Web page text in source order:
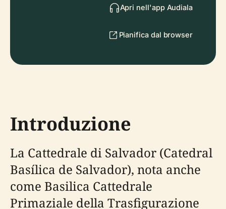
Apri nell'app Audiala
Pianifica dal browser
Introduzione
La Cattedrale di Salvador (Catedral
Basílica de Salvador), nota anche
come Basilica Cattedrale
Primaziale della Trasfigurazione